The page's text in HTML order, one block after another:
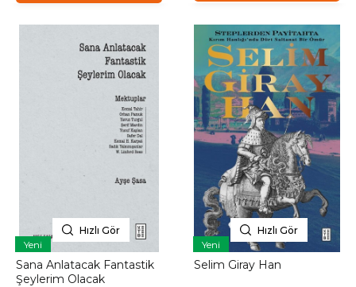
Hızlı Gör
Yeni
Sana Anlatacak Fantastik
Şeylerim Olacak
Hızlı Gör
Yeni
Selim Giray Han